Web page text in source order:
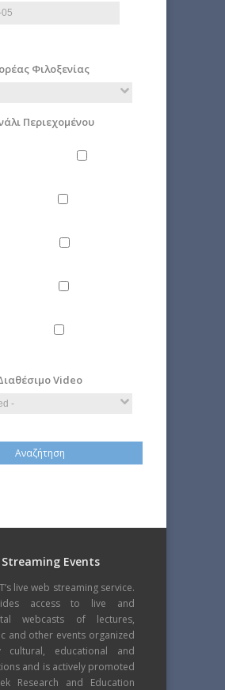
Φιλοξενίας
Περιεχομένου
Video
Streaming Events
live web streaming service.
access to live and
webcasts of lectures,
and other events organized
educational and
and is actively promoted
Research and Education